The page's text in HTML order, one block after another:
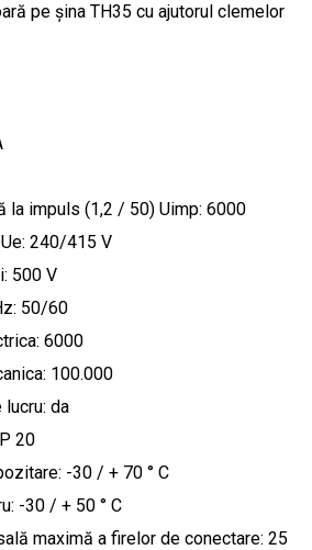
pe șina TH35 cu ajutorul clemelor
impuls (1,2 / 50) Uimp: 6000
240/415 V
500 V
50/60
6000
100.000
da
20
-30 / + 70 ° C
-30 / + 50 ° C
maximă a firelor de conectare: 25